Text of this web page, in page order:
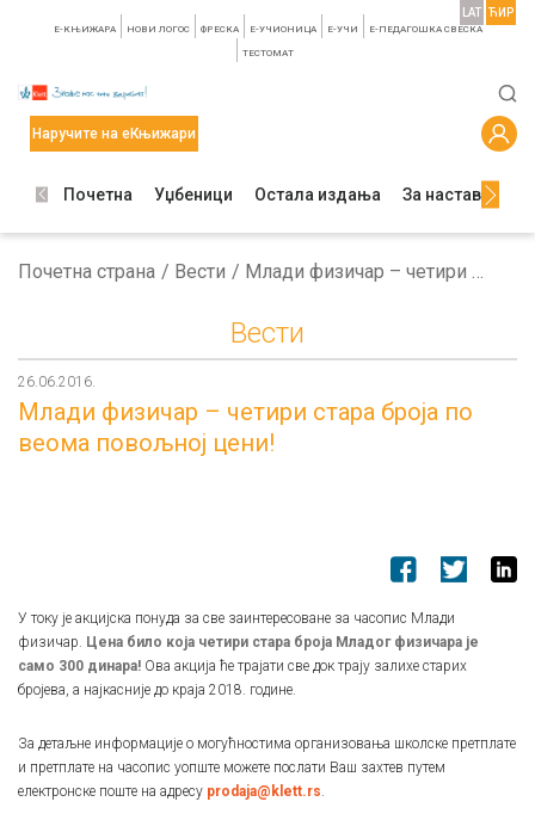
E-КЊИЖАРА НОВИ ЛОГОС ФРЕСКА E-УЧИОНИЦА E-УЧИ Е-ПЕДАГОШКА СВЕСКА
TЕСТОМАТ
LAT ЋИР
Наручите на еКњижари
Почетна Уџбеници Остала издања За наставнике
Почетна страна Вести Млади физичар – четири стара броја по веома повољној цени!
Вести
26.06.2016.
Млади физичар – четири стара броја по
веома повољној цени!
У току је акцијска понуда за све заинтересоване за часопис Млади
физичар. Цена било која четири стара броја Младог физичара је
само 300 динара! Ова акција ће трајати све док трају залихе старих
бројева, а најкасније до краја 2018. године.
За детаљне информације о могућностима организовања школске претплате
и претплате на часопис уопште можете послати Ваш захтев путем
електронске поште на адресу prodaja@klett.rs.